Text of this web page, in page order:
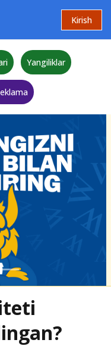
Kirish
Yangiliklar